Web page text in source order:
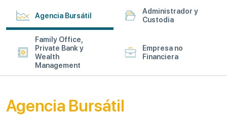
Agencia Bursátil
Administrador y
Custodia
Family Office,
Private Bank y
Wealth
Management
Empresa no
Financiera
Agencia Bursátil